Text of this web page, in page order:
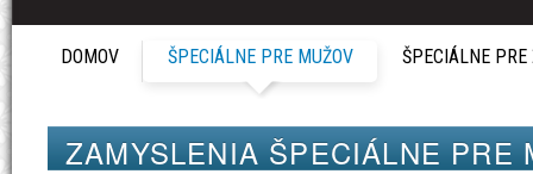
Špeciálne pre mužov
DOMOV ŠPECIÁLNE PRE MUŽOV ŠPECIÁLNE PRE
ZAMYSLENIA ŠPECIÁLNE PRE